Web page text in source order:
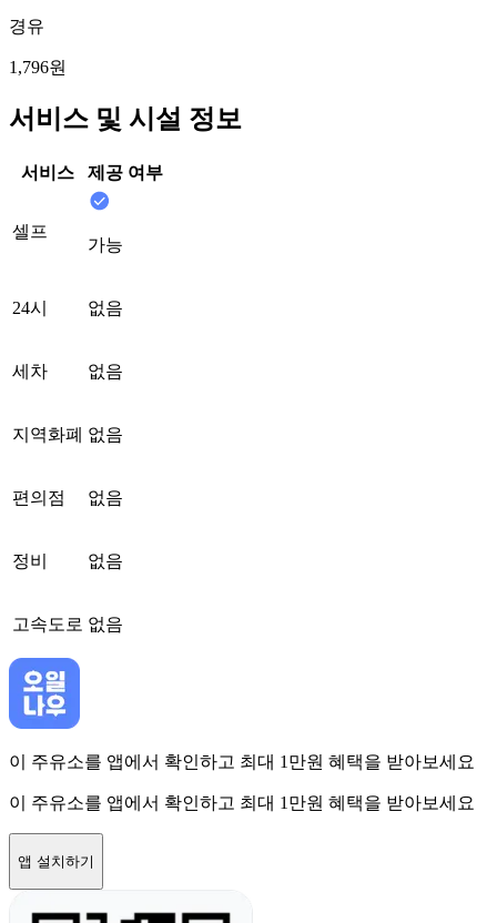
경유
1,796원
서비스 및 시설 정보
서비스 제공 여부
셀프
가능
24시 없음
세차 없음
지역화폐 없음
편의점 없음
정비 없음
고속도로 없음
이 주유소를 앱에서 확인하고 최대 1만원 혜택을 받아보세요
이 주유소를 앱에서 확인하고 최대 1만원 혜택을 받아보세요
앱 설치하기